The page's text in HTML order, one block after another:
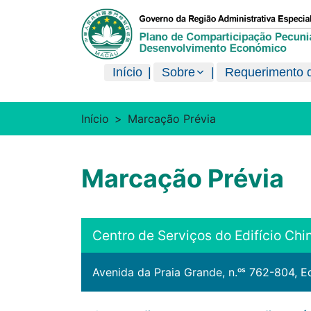
澳門特別行政區政府現金分享計劃
Início Sobre Requerimento
Início Marcação Prévia
Marcação Prévia
Centro de Serviços do Edifício
Avenida da Praia Grande, n.ᵒˢ 762-804,